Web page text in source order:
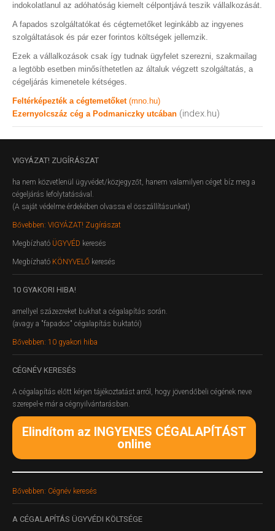
indokolatlanul az adóhatóság kiemelt célpontjává teszik vállalkozását.
A fapados szolgáltatókat és cégtemetőket leginkább az ingyenes
szolgáltatások és pár ezer forintos költségek jellemzik.
Ezek a vállalkozások csak így tudnak ügyfelet szerezni, szakmailag
a legtöbb esetben minősíthetetlen az általuk végzett szolgáltatás, a
cégeljárás kimenetele kétséges.
Feltérképezték a cégtemetőket (mno.hu)
Ezernyolcszáz cég a Podmaniczky utcában (index.hu)
VIGYÁZAT! ZUGÍRÁSZAT
ha nem közvetlenül ügyvédet/közjegyzőt, hanem valamilyen céget bíz meg a
cégeljárás lefolytatásával.
(A saját védelme érdekében olvassa el összállításunkat)
Bővebben: VIGYÁZAT! Zugírászat
Megbízható ÜGYVÉD keresés
Megbízható KÖNYVELŐ keresés
10 GYAKORI HIBA!
amellyel százezreket bukhat a cégalapítás során.
(avagy a "fapados" cégalapítás buktatói)
Bővebben: 10 gyakori hiba
CÉGNÉV KERESÉS
A cégalapítás előtt kérjen tájékoztatást arról, hogy jövendőbeli cégének neve
szerepel-e már a cégnyilvántarásban.
Elindítom az INGYENES CÉGALAPÍTÁST
online
Bővebben: Cégnév keresés
A CÉGALAPÍTÁS ÜGYVÉDI KÖLTSÉGE